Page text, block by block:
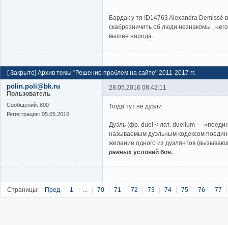
Бардак у тя ID14763 Alexandra Demissé
скабрезничить об люди незнакомы ,
вышее народа.
[Закрыто] Архив темы "Решение проблем на сайте" 2011-2017 гг.
polin.poli@bk.ru
Пользователь
Cообщений: 800
Регистрация: 05.05.2016
28.05.2016 08:42:11
Тогда тут не дуэли
Дуэ́ль (фр. duel < лат. duellum —
называемым дуэльным кодексом
желание одного из дуэлянтов
равных условий боя.
Страницы: Пред. 1 ... 70 71 72 73 74 75 76 77